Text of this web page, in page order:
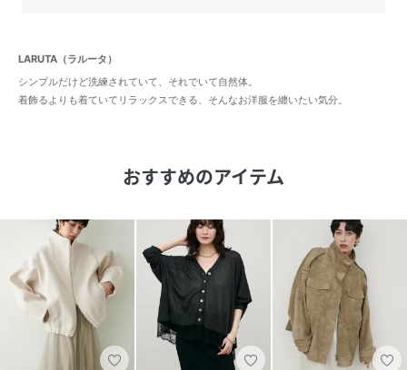
LARUTA（ラルータ）
シンプルだけど洗練されていて、それでいて自然体。
着飾るよりも着ていてリラックスできる、そんなお洋服を纏いたい気分。
おすすめのアイテム